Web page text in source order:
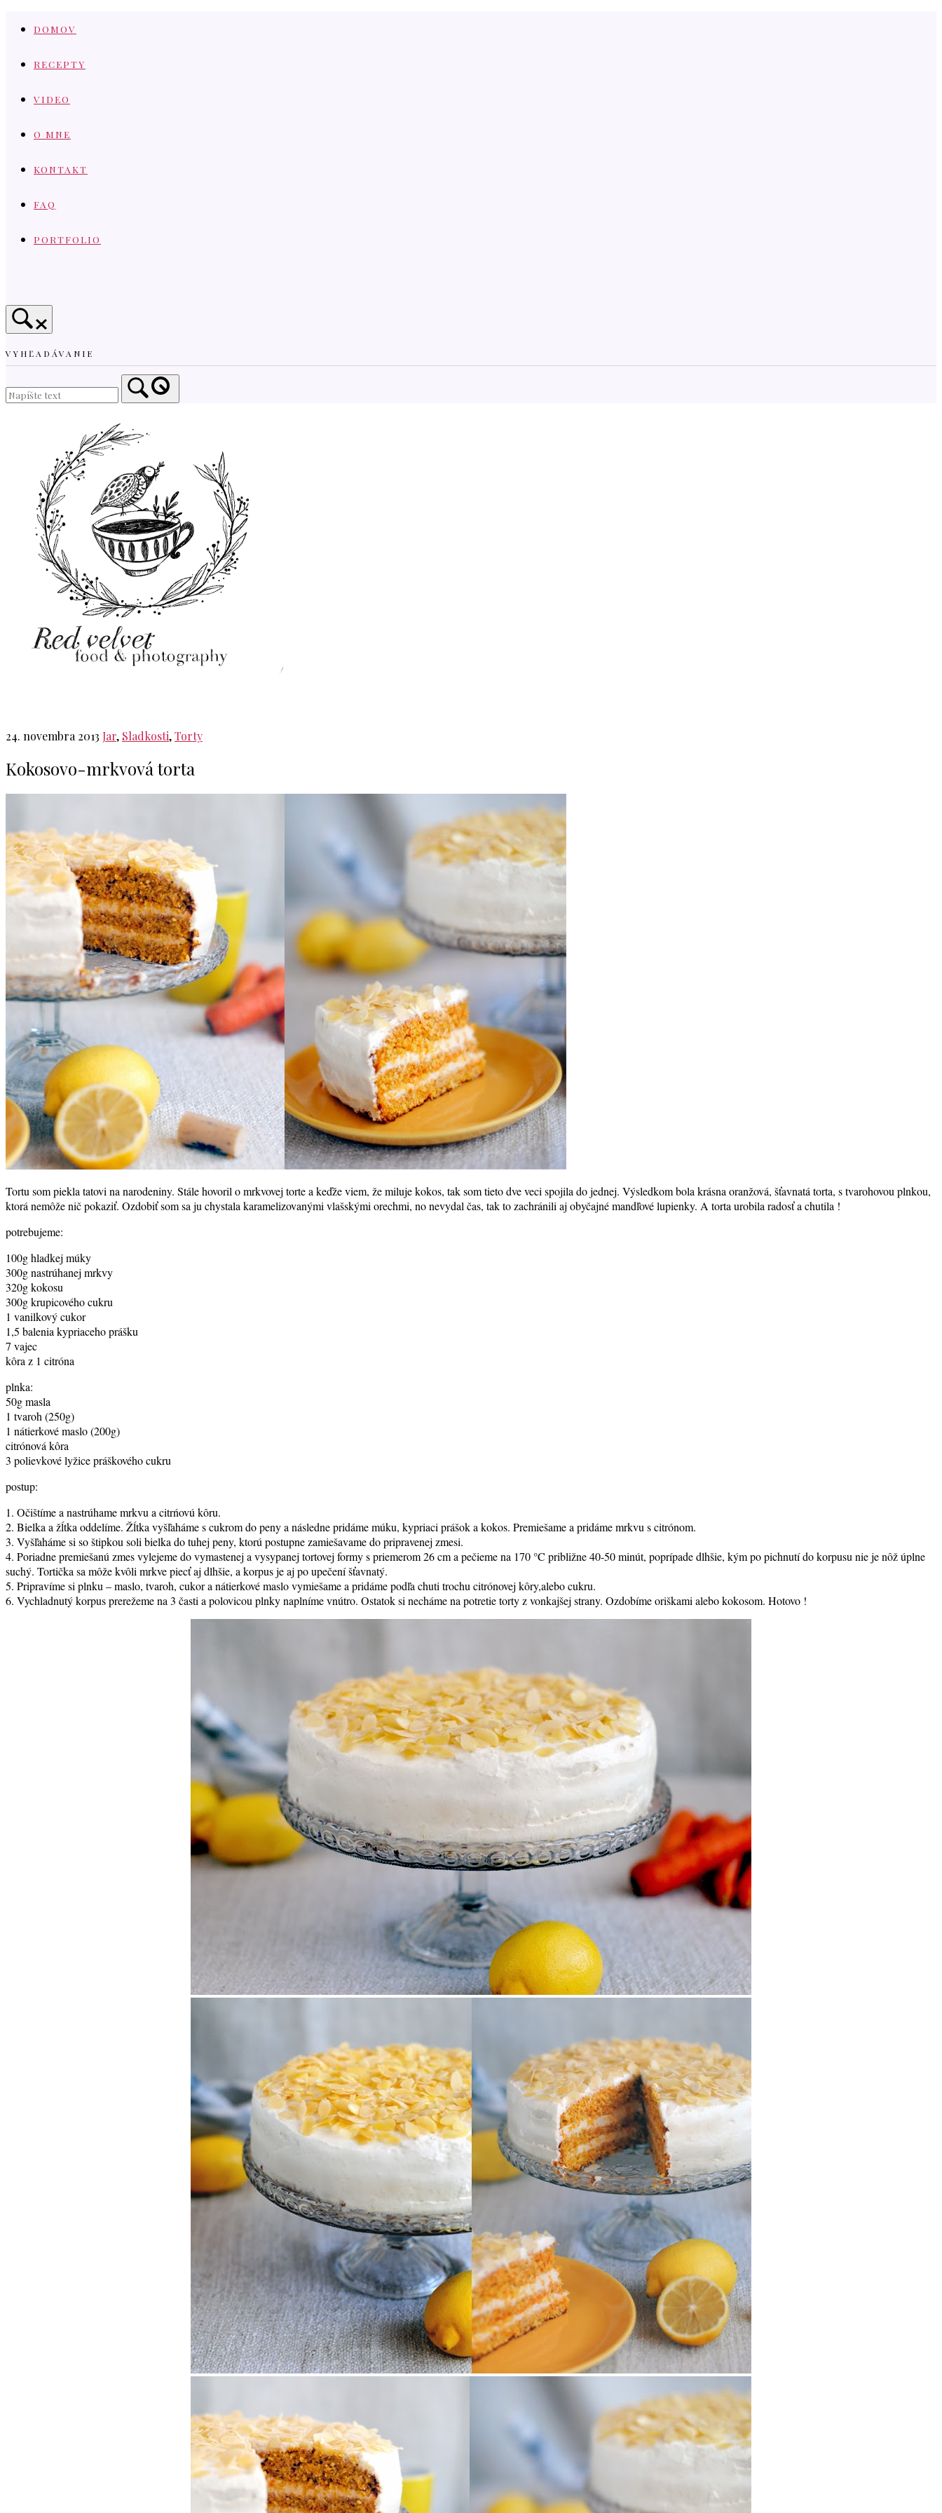
DOMOV
RECEPTY
VIDEO
O MNE
KONTAKT
FAQ
PORTFOLIO
VYHĽADÁVANIE
24. novembra 2013 Jar, Sladkosti,Torty
Kokosovo-mrkvová torta
Tortu som piekla tatovi na narodeniny. Stále hovoril o mrkvovej torte a keďže viem, že miluje kokos, tak som tieto dve veci spojila do jednej. Výsledkom bola krásna oranžová, šťavnatá torta, s tvarohovou plnkou,
ktorá nemôže nič pokaziť. Ozdobiť som sa ju chystala karamelizovanými vlašskými orechmi, no nevydal čas, tak to zachránili aj obyčajné mandľové lupienky. A torta urobila radosť a chutila !
potrebujeme:
100g hladkej múky
300g nastrúhanej mrkvy
320g kokosu
300g krupicového cukru
1 vanilkový cukor
1,5 balenia kypriaceho prášku
7 vajec
kôra z 1 citróna
plnka:
50g masla
1 tvaroh (250g)
1 nátierkové maslo (200g)
citrónová kôra
3 polievkové lyžice práškového cukru
postup:
1. Očištíme a nastrúhame mrkvu a citrńovú kôru.
2. Bielka a žĺtka oddelíme. Žĺtka vyšľaháme s cukrom do peny a následne pridáme múku, kypriaci prášok a kokos. Premiešame a pridáme mrkvu s citrónom.
3. Vyšľaháme si so štipkou soli bielka do tuhej peny, ktorú postupne zamiešavame do pripravenej zmesi.
4. Poriadne premiešanú zmes vylejeme do vymastenej a vysypanej tortovej formy s priemerom 26 cm a pečieme na 170 °C približne 40-50 minút, poprípade dlhšie, kým po pichnutí do korpusu nie je nôž úplne
suchý. Tortička sa môže kvôli mrkve piecť aj dlhšie, a korpus je aj po upečení šťavnatý.
5. Pripravíme si plnku – maslo, tvaroh, cukor a nátierkové maslo vymiešame a pridáme podľa chuti trochu citrónovej kôry,alebo cukru.
6. Vychladnutý korpus prerežeme na 3 časti a polovicou plnky naplníme vnútro. Ostatok si necháme na potretie torty z vonkajšej strany. Ozdobíme oriškami alebo kokosom. Hotovo !